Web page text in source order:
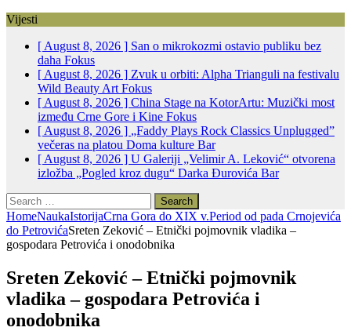
Vijesti
[ August 8, 2026 ] San o mikrokozmi ostavio publiku bez
daha Fokus
[ August 8, 2026 ] Zvuk u orbiti: Alpha Trianguli na festivalu
Wild Beauty Art Fokus
[ August 8, 2026 ] China Stage na KotorArtu: Muzički most
između Crne Gore i Kine Fokus
[ August 8, 2026 ] „Faddy Plays Rock Classics Unplugged”
večeras na platou Doma kulture Bar
[ August 8, 2026 ] U Galeriji „Velimir A. Leković“ otvorena
izložba „Pogled kroz dugu“ Darka Đurovića Bar
Search
for:
HomeNaukaIstorijaCrna Gora do XIX v.Period od pada Crnojevića
do PetrovićaSreten Zeković – Etnički pojmovnik vladika –
gospodara Petrovića i onodobnika
Sreten Zeković – Etnički pojmovnik
vladika – gospodara Petrovića i
onodobnika